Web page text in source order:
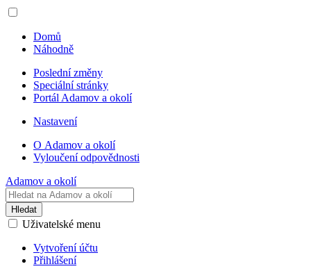
Domů
Náhodně
Poslední změny
Speciální stránky
Portál Adamov a okolí
Nastavení
O Adamov a okolí
Vyloučení odpovědnosti
Adamov a okolí
Hledat
Uživatelské menu
Vytvoření účtu
Přihlášení